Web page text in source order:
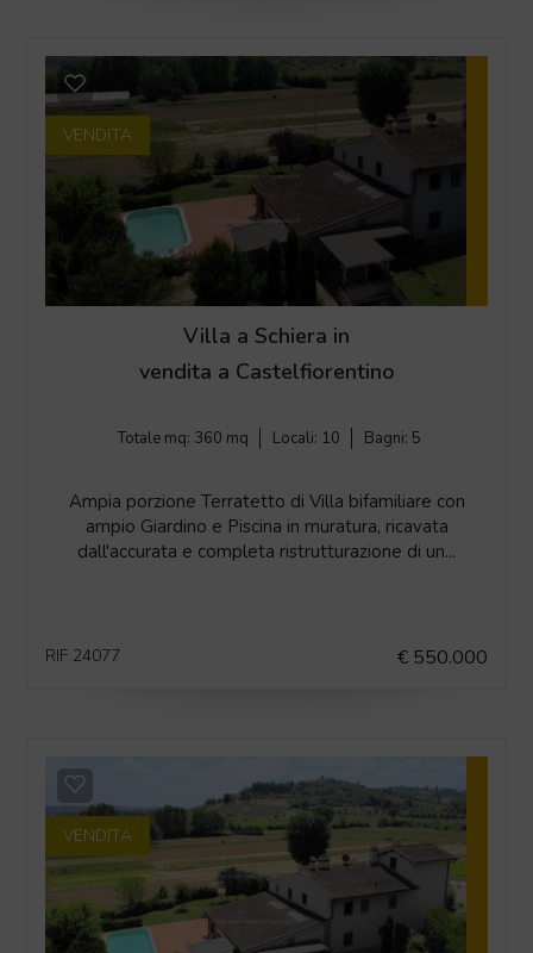
VENDITA
Villa a Schiera in
vendita a Castelfiorentino
Totale mq: 360 mq Locali: 10 Bagni: 5
Ampia porzione Terratetto di Villa bifamiliare con
ampio Giardino e Piscina in muratura, ricavata
dall'accurata e completa ristrutturazione di un...
RIF 24077 € 550.000
VENDITA